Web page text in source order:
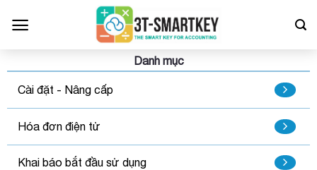
qua
Danh mục
Cài đặt - Nâng cấp
Hóa đơn điện tử
Khai báo bắt đầu sử dụng